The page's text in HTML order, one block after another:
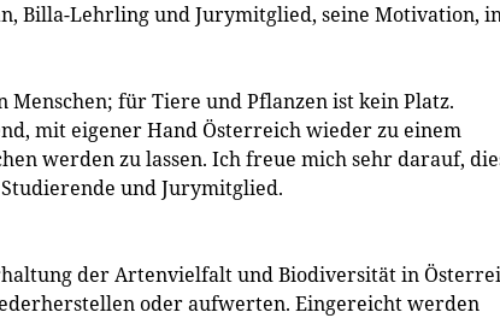
Billa-Lehrling und Jurymitglied, seine Motivation,
für Tiere und Pflanzen ist kein Platz.
mit eigener Hand Österreich wieder zu einem
werden zu lassen. Ich freue mich sehr darauf,
und Jurymitglied.
der Artenvielfalt und Biodiversität in
oder aufwerten. Eingereicht werden